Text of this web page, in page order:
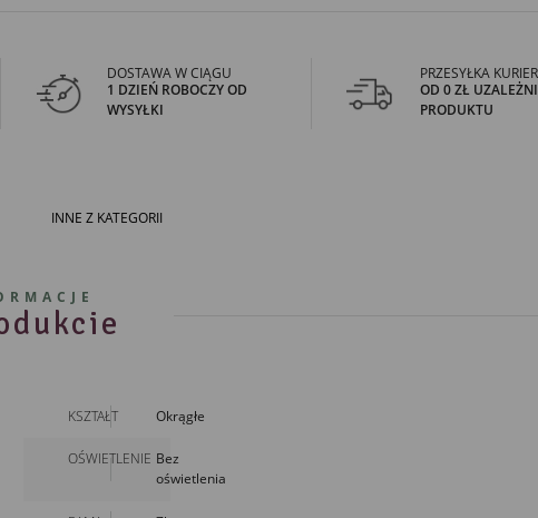
DOSTAWA W CIĄGU
1 DZIEŃ ROBOCZY OD
WYSYŁKI
PRZESYŁKA
OD 0 ZŁ
PRODUKTU
INNE Z KATEGORII
KSZTAŁT Okrągłe
OŚWIETLENIE Bez
oświetlenia